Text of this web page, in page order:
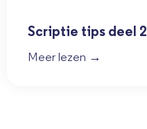
Scriptie tips deel 2
Meer lezen →